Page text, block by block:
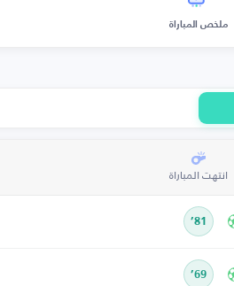
ملخص المباراة
انتهت المباراة
81’
69’